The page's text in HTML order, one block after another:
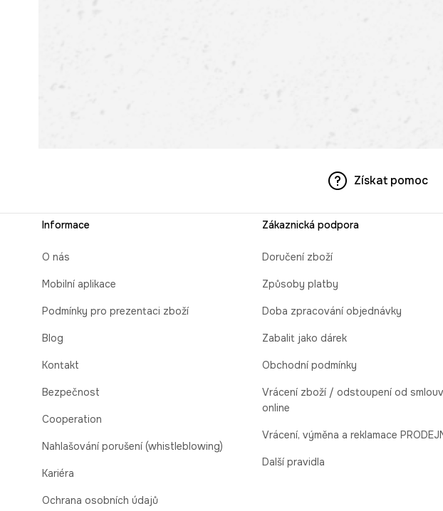
Získat pomoc
Informace
O nás
Mobilní aplikace
Podmínky pro prezentaci zboží
Blog
Kontakt
Bezpečnost
Cooperation
Nahlašování porušení (whistleblowing)
Kariéra
Ochrana osobních údajů
Zákaznická podpora
Doručení zboží
Způsoby platby
Doba zpracování objednávky
Zabalit jako dárek
Obchodní podmínky
Vrácení zboží / odstoupení od
online
Vrácení, výměna a reklamace
Další pravidla